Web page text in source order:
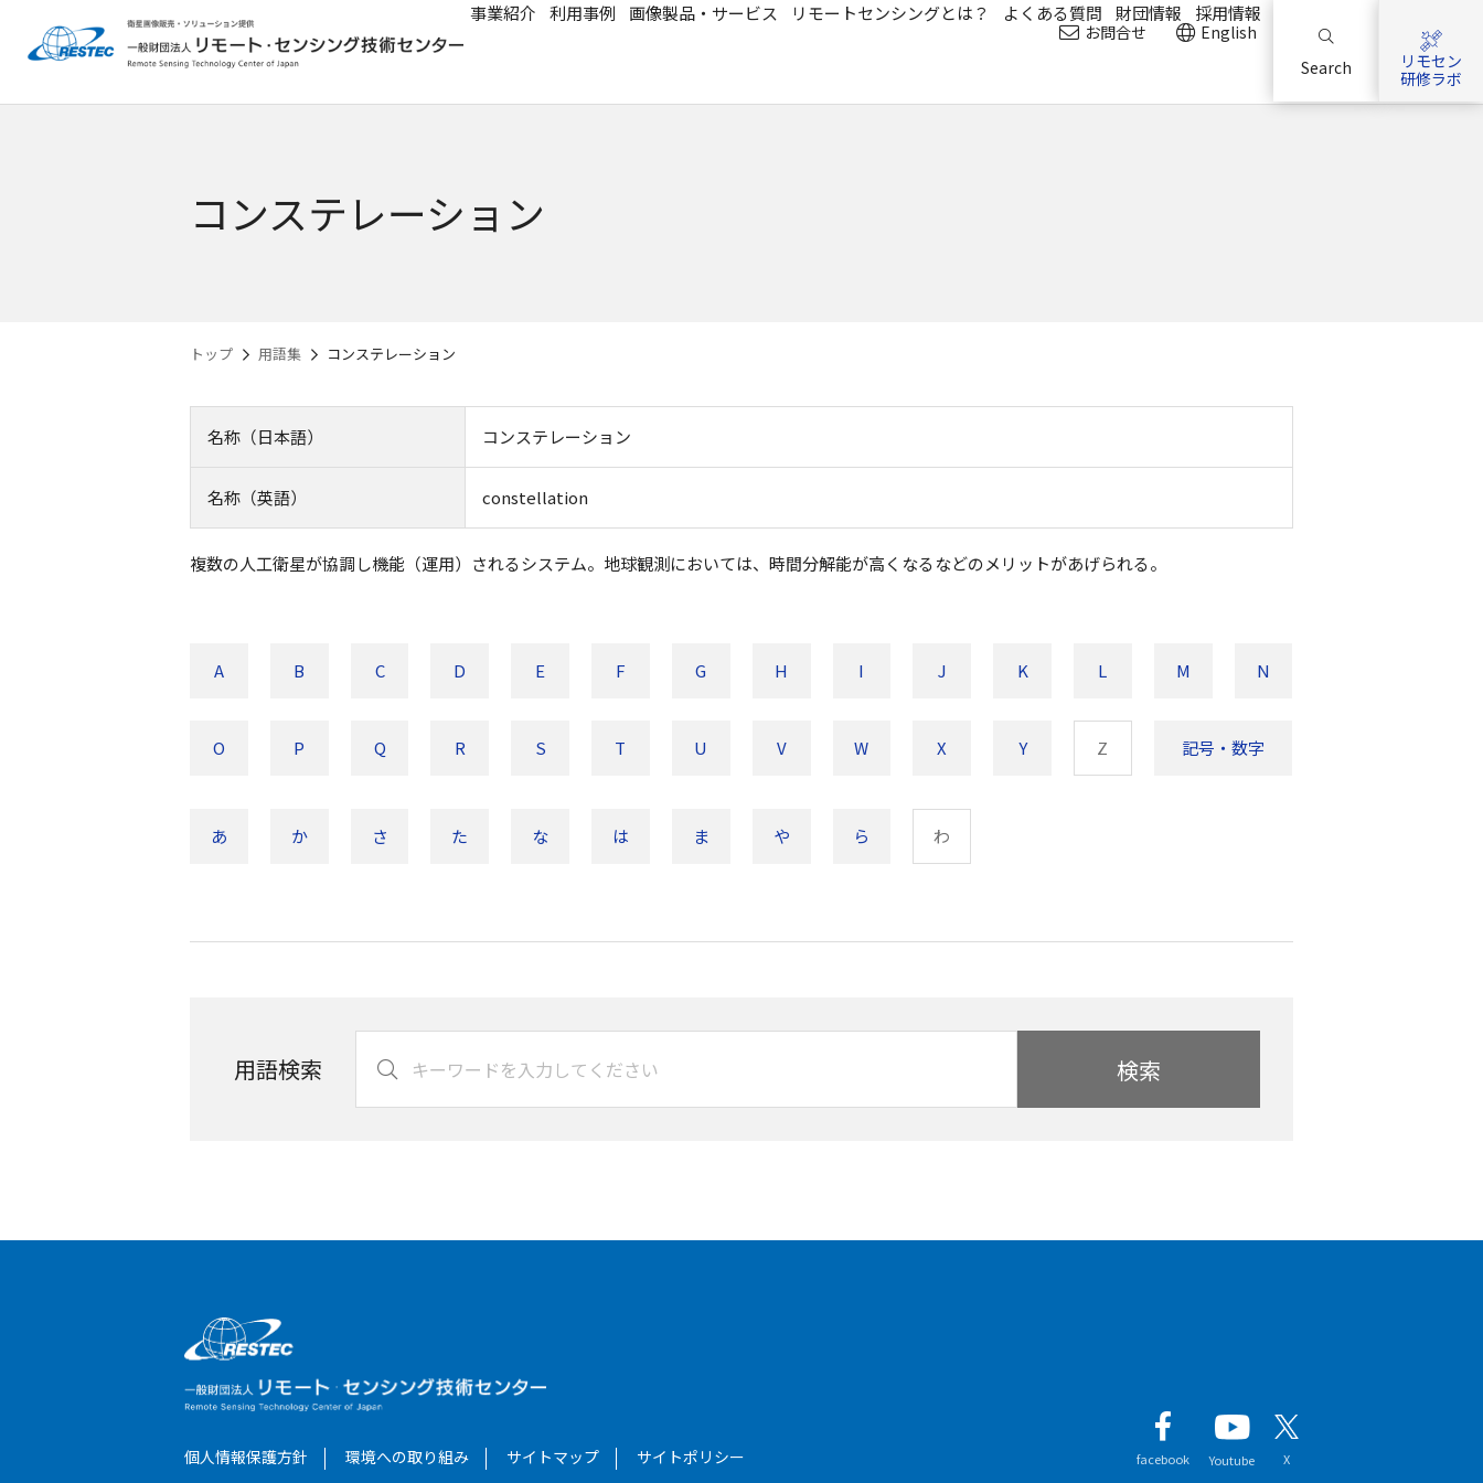
お問合せ English
事業紹介 利用事例 画像製品・サービス リモートセンシングとは？ よくある質問 財団情報 採用情報
Search
リモセン
研修ラボ
コンステレーション
トップ 用語集 コンステレーション
名称（日本語） コンステレーション
名称（英語） constellation
複数の人工衛星が協調し機能（運用）されるシステム。地球観測においては、時間分解能が高くなるなどのメリットがあげられる。
A B C D E F G H I J K L M N
O P Q R S T U V W X Y Z 記号・数字
あ か さ た な は ま や ら わ
用語検索 検索
個人情報保護方針 環境への取り組み サイトマップ サイトポリシー facebook Youtube X